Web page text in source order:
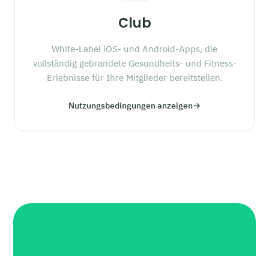
Club
White-Label iOS- und Android-Apps, die
vollständig gebrandete Gesundheits- und Fitness-
Erlebnisse für Ihre Mitglieder bereitstellen.
Nutzungsbedingungen anzeigen→